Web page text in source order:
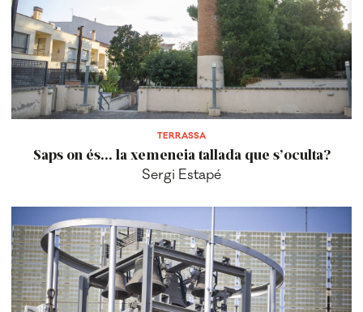
TERRASSA
Saps on és... la xemeneia tallada que s’oculta?
Sergi Estapé